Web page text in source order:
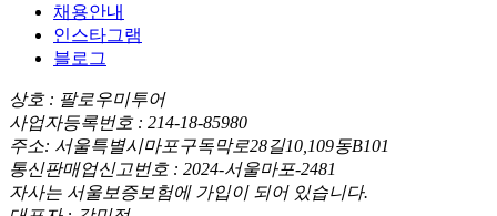
채용안내
인스타그램
블로그
상호 : 팔로우미투어
사업자등록번호 : 214-18-85980
주소: 서울특별시마포구독막로28길10,109동B101
통신판매업신고번호 : 2024-서울마포-2481
자사는 서울보증보험에 가입이 되어 있습니다.